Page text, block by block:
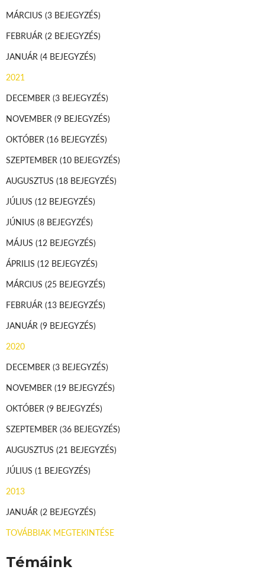
MÁRCIUS (3 BEJEGYZÉS)
FEBRUÁR (2 BEJEGYZÉS)
JANUÁR (4 BEJEGYZÉS)
2021
DECEMBER (3 BEJEGYZÉS)
NOVEMBER (9 BEJEGYZÉS)
OKTÓBER (16 BEJEGYZÉS)
SZEPTEMBER (10 BEJEGYZÉS)
AUGUSZTUS (18 BEJEGYZÉS)
JÚLIUS (12 BEJEGYZÉS)
JÚNIUS (8 BEJEGYZÉS)
MÁJUS (12 BEJEGYZÉS)
ÁPRILIS (12 BEJEGYZÉS)
MÁRCIUS (25 BEJEGYZÉS)
FEBRUÁR (13 BEJEGYZÉS)
JANUÁR (9 BEJEGYZÉS)
2020
DECEMBER (3 BEJEGYZÉS)
NOVEMBER (19 BEJEGYZÉS)
OKTÓBER (9 BEJEGYZÉS)
SZEPTEMBER (36 BEJEGYZÉS)
AUGUSZTUS (21 BEJEGYZÉS)
JÚLIUS (1 BEJEGYZÉS)
2013
JANUÁR (2 BEJEGYZÉS)
TOVÁBBIAK MEGTEKINTÉSE
Témáink